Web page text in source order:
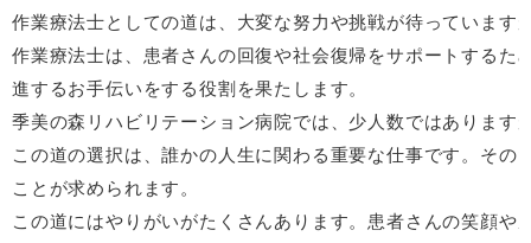
作業療法士としての道は、大変な努力や挑戦が待っています
作業療法士は、患者さんの回復や社会復帰をサポートする
進するお手伝いをする役割を果たします。
季美の森リハビリテーション病院では、少人数ではあります
この道の選択は、誰かの人生に関わる重要な仕事です。そ
ことが求められます。
この道にはやりがいがたくさんあります。患者さんの笑顔